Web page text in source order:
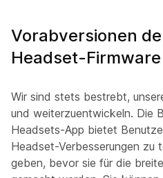
Vorabversionen
Headset-
Wir sind stets bestrebt,
und weiterzuentwickeln. Die
Headsets-App bietet
Headset-Verbesserungen zu
geben, bevor sie für die